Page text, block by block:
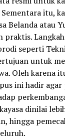
Sementara itu,
Belanda atau
praktis.
seperti
untuk
Oleh karena
ini hadir
dinilai
hingga